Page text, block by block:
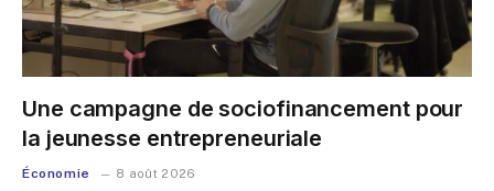
Une campagne de sociofinancement pour
la jeunesse entrepreneuriale
Économie 8 août 2026